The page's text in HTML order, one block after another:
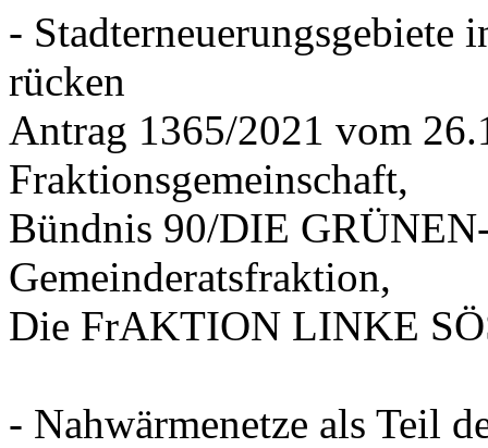
- Stadterneuerungsgebiete
rücken
Antrag 1365/2021 vom
Fraktionsgemeinschaft,
Bündnis 90/DIE
Gemeinderatsfraktion,
Die FrAKTION LINKE
- Nahwärmenetze als Teil